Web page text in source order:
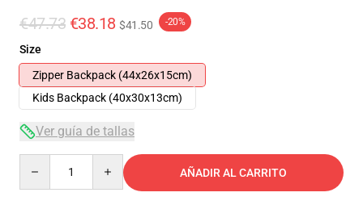
€47.73 €38.18 $41.50 -20%
Size
Zipper Backpack (44x26x15cm)
Kids Backpack (40x30x13cm)
Ver guía de tallas
AÑADIR AL CARRITO